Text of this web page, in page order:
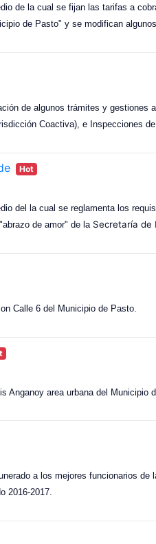
de la cual se fijan las tarifas a
de Pasto" y se modifican
de algunos trámites y
Coactiva), e Inspecciones
Hot
del la cual se reglamenta los
de amor" de la Secretaría de
Calle 6 del Municipio de Pasto.
Anganoy area urbana del Municipio
a los mejores funcionarios
2016-2017.